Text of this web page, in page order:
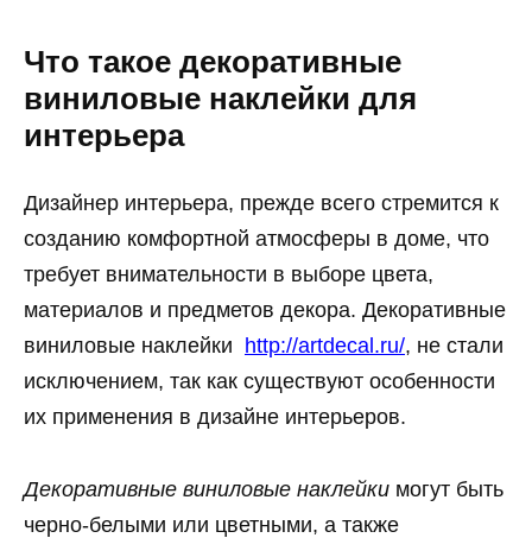
Что такое декоративные
виниловые наклейки для
интерьера
Дизайнер интерьера, прежде всего стремится к
созданию комфортной атмосферы в доме, что
требует внимательности в выборе цвета,
материалов и предметов декора. Декоративные
виниловые наклейки
http://artdecal.ru/, не стали
исключением, так как существуют особенности
их применения в дизайне интерьеров.
Декоративные виниловые наклейки могут быть
черно-белыми или цветными, а также